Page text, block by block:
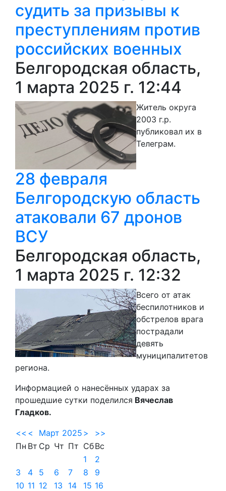
судить за призывы к
преступлениям против
российских военных
Белгородская область,
1 марта 2025 г. 12:44
Житель округа
2003 г.р.
публиковал их в
Телеграм.
28 февраля
Белгородскую область
атаковали 67 дронов
ВСУ
Белгородская область,
1 марта 2025 г. 12:32
Всего от атак
беспилотников и
обстрелов врага
пострадали
девять
муниципалитетов
региона.
Информацией о нанесённых ударах за
прошедшие сутки поделился Вячеслав
Гладков.
<< < Март 2025 >
>>
Пн Вт Ср Чт Пт СбВс
1
2
3
4 5 6 7 8
9
10 11 12 13 14 15 16